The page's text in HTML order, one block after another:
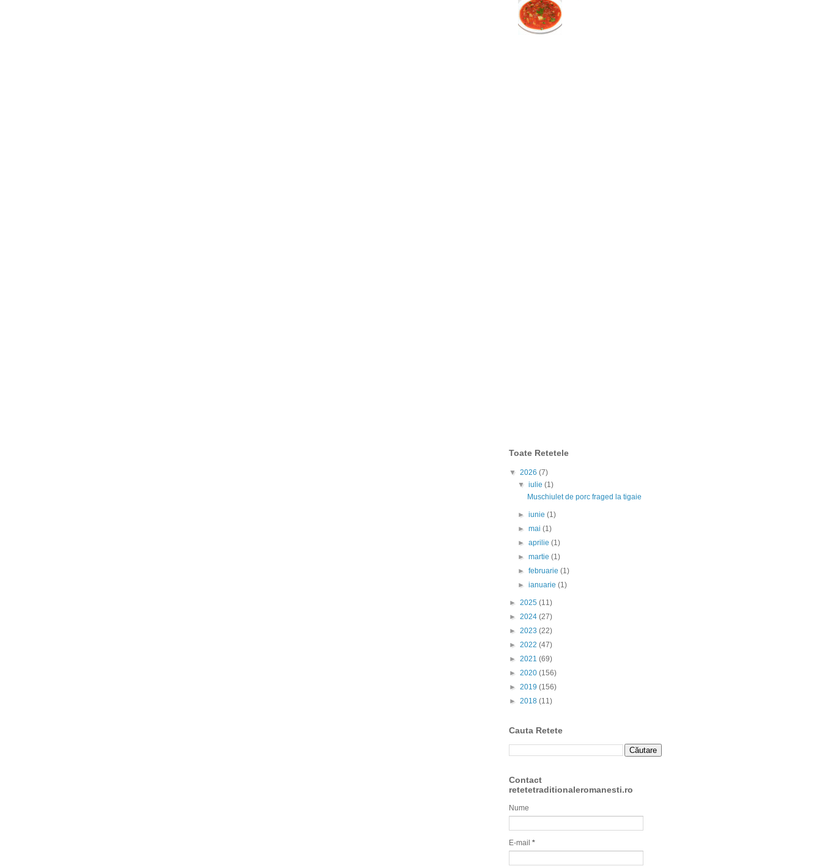
Toate Retetele
▼ 2026 (7)
▼iulie(1)
Muschiulet de porc fraged la tigaie
►iunie(1)
►mai(1)
►aprilie(1)
►martie(1)
►februarie(1)
►ianuarie(1)
► 2025 (11)
► 2024 (27)
► 2023 (22)
► 2022 (47)
► 2021 (69)
► 2020 (156)
► 2019 (156)
► 2018 (11)
Cauta Retete
Contact
retetetraditionaleromanesti.ro
Nume
E-mail *